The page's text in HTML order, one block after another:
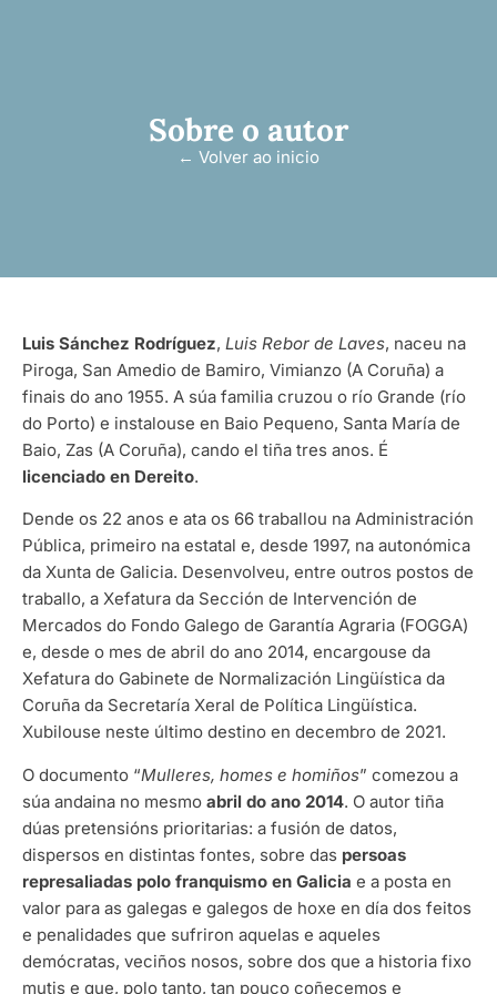
Sobre o autor
← Volver ao inicio
Luis Sánchez Rodríguez, Luis Rebor de Laves, naceu na
Piroga, San Amedio de Bamiro, Vimianzo (A Coruña) a
finais do ano 1955. A súa familia cruzou o río Grande (río
do Porto) e instalouse en Baio Pequeno, Santa María de
Baio, Zas (A Coruña), cando el tiña tres anos. É
licenciado en Dereito.
Dende os 22 anos e ata os 66 traballou na Administración
Pública, primeiro na estatal e, desde 1997, na autonómica
da Xunta de Galicia. Desenvolveu, entre outros postos de
traballo, a Xefatura da Sección de Intervención de
Mercados do Fondo Galego de Garantía Agraria (FOGGA)
e, desde o mes de abril do ano 2014, encargouse da
Xefatura do Gabinete de Normalización Lingüística da
Coruña da Secretaría Xeral de Política Lingüística.
Xubilouse neste último destino en decembro de 2021.
O documento “Mulleres, homes e homiños” comezou a
súa andaina no mesmo abril do ano 2014. O autor tiña
dúas pretensións prioritarias: a fusión de datos,
dispersos en distintas fontes, sobre das persoas
represaliadas polo franquismo en Galicia e a posta en
valor para as galegas e galegos de hoxe en día dos feitos
e penalidades que sufriron aquelas e aqueles
demócratas, veciños nosos, sobre dos que a historia fixo
mutis e que, polo tanto, tan pouco coñecemos e